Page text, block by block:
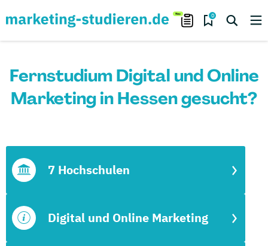
0
Fernstudium Digital und Online
Marketing in Hessen gesucht?
Digital und Online Marketing
7 Hochschulen